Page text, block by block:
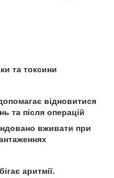
та токсини
відновитися
та після операцій
вживати при
аритмії.